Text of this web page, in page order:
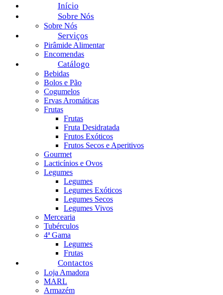
Início
Sobre Nós
Sobre Nós
Serviços
Pirâmide Alimentar
Encomendas
Catálogo
Bebidas
Bolos e Pão
Cogumelos
Ervas Aromáticas
Frutas
Frutas
Fruta Desidratada
Frutos Exóticos
Frutos Secos e Aperitivos
Gourmet
Lacticínios e Ovos
Legumes
Legumes
Legumes Exóticos
Legumes Secos
Legumes Vivos
Mercearia
Tubérculos
4ª Gama
Legumes
Frutas
Contactos
Loja Amadora
MARL
Armazém